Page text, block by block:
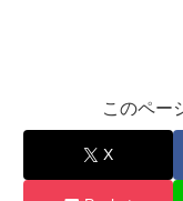
このペー
X